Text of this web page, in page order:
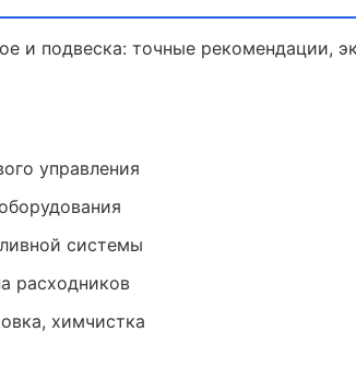
и подвеска: точные рекомендации,
управления
системы
расходников
химчистка